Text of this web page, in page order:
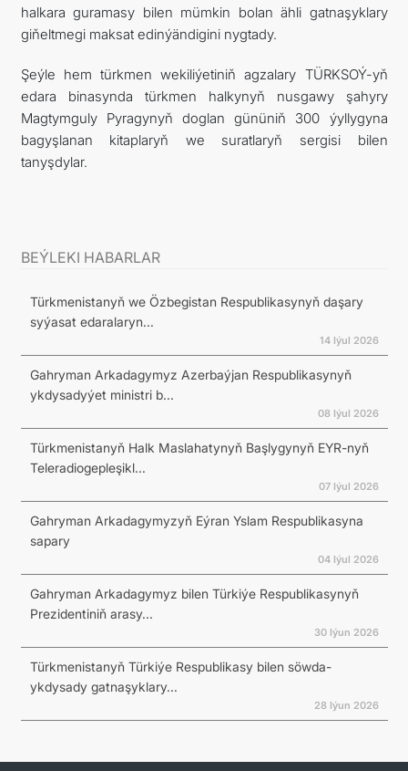
halkara guramasy bilen mümkin bolan ähli gatnaşyklary
giňeltmegi maksat edinýändigini nygtady.
Şeýle hem türkmen wekiliýetiniň agzalary TÜRKSOÝ-yň
edara binasynda türkmen halkynyň nusgawy şahyry
Magtymguly Pyragynyň doglan gününiň 300 ýyllygyna
bagyşlanan kitaplaryň we suratlaryň sergisi bilen
tanyşdylar.
BEÝLEKI HABARLAR
Türkmenistanyň we Özbegistan Respublikasynyň daşary
syýasat edaralaryn...
14 Iýul 2026
Gahryman Arkadagymyz Azerbaýjan Respublikasynyň
ykdysadyýet ministri b...
08 Iýul 2026
Türkmenistanyň Halk Maslahatynyň Başlygynyň EYR-nyň
Teleradiogepleşikl...
07 Iýul 2026
Gahryman Arkadagymyzyň Eýran Yslam Respublikasyna
sapary
04 Iýul 2026
Gahryman Arkadagymyz bilen Türkiýe Respublikasynyň
Prezidentiniň arasy...
30 Iýun 2026
Türkmenistanyň Türkiýe Respublikasy bilen söwda-
ykdysady gatnaşyklary...
28 Iýun 2026